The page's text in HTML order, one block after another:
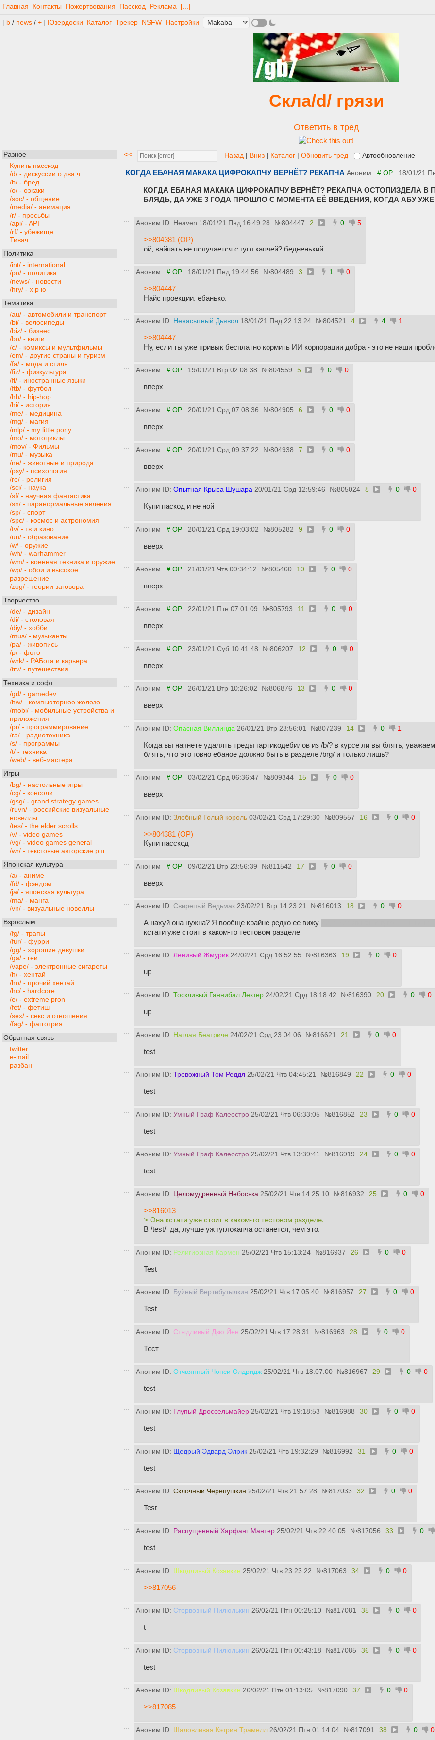
Главная Контакты Пожертвования Пасскод Реклама [...]
[ b / news / + ] Юзердоски Каталог Трекер NSFW Настройки
Скла/d/ грязи
Ответить в тред
Разное
Купить пасскод
/d/ - дискуссии о два.ч
/b/ - бред
/o/ - оэкаки
/soc/ - общение
/media/ - анимация
/r/ - просьбы
/api/ - API
/rf/ - убежище
Тивач
Политика
/int/ - international
/po/ - политика
/news/ - новости
/hry/ - х р ю
Тематика
/au/ - автомобили и транспорт
/bi/ - велосипеды
/biz/ - бизнес
/bo/ - книги
/c/ - комиксы и мультфильмы
/em/ - другие страны и туризм
/fa/ - мода и стиль
/fiz/ - физкультура
/fl/ - иностранные языки
/ftb/ - футбол
/hh/ - hip-hop
/hi/ - история
/me/ - медицина
/mg/ - магия
/mlp/ - my little pony
/mo/ - мотоциклы
/mov/ - Фильмы
/mu/ - музыка
/ne/ - животные и природа
/psy/ - психология
/re/ - религия
/sci/ - наука
/sf/ - научная фантастика
/sn/ - паранормальные явления
/sp/ - спорт
/spc/ - космос и астрономия
/tv/ - тв и кино
/un/ - образование
/w/ - оружие
/wh/ - warhammer
/wm/ - военная техника и оружие
/wp/ - обои и высокое
разрешение
/zog/ - теории заговора
Творчество
/de/ - дизайн
/di/ - столовая
/diy/ - хобби
/mus/ - музыканты
/pa/ - живопись
/p/ - фото
/wrk/ - РАБота и карьера
/trv/ - путешествия
Техника и софт
/gd/ - gamedev
/hw/ - компьютерное железо
/mobi/ - мобильные устройства и
приложения
/pr/ - программирование
/ra/ - радиотехника
/s/ - программы
/t/ - техника
/web/ - веб-мастера
Игры
/bg/ - настольные игры
/cg/ - консоли
/gsg/ - grand strategy games
/ruvn/ - российские визуальные
новеллы
/tes/ - the elder scrolls
/v/ - video games
/vg/ - video games general
/wr/ - текстовые авторские рпг
Японская культура
/a/ - аниме
/fd/ - фэндом
/ja/ - японская культура
/ma/ - манга
/vn/ - визуальные новеллы
Взрослым
/fg/ - трапы
/fur/ - фурри
/gg/ - хорошие девушки
/ga/ - геи
/vape/ - электронные сигареты
/h/ - хентай
/ho/ - прочий хентай
/hc/ - hardcore
/e/ - extreme pron
/fet/ - фетиш
/sex/ - секс и отношения
/fag/ - фагготрия
Обратная связь
twitter
e-mail
разбан
<< Назад Вниз Каталог Обновить тред Автообновление
КОГДА ЕБАНАЯ МАКАКА ЦИФРОКАПЧУ ВЕРНЁТ? РЕКАПЧА Аноним # OP 18/01/21
КОГДА ЕБАНАЯ МАКАКА ЦИФРОКАПЧУ ВЕРНЁТ? РЕКАПЧА ОСТОПИЗДЕЛА В
БЛЯДЬ, ДА УЖЕ 3 ГОДА ПРОШЛО С МОМЕНТА ЕЁ ВВЕДЕНИЯ, КОГДА АБУ
Аноним ID: Heaven 18/01/21 Пнд 16:49:28 №804447 2 0 5
>>804381 (OP)
ой, вайпать не получается с гугл капчей? бедненький
Аноним # OP 18/01/21 Пнд 19:44:56 №804489 3 1 0
>>804447
Найс проекции, ебанько.
Аноним ID: Ненасытный Дьявол 18/01/21 Пнд 22:13:24 №804521 4 4 1
>>804447
Ну, если ты уже привык бесплатно кормить ИИ корпорации добра - это не наши
Аноним # OP 19/01/21 Втр 02:08:38 №804559 5 0 0
вверх
Аноним # OP 20/01/21 Срд 07:08:36 №804905 6 0 0
вверх
Аноним # OP 20/01/21 Срд 09:37:22 №804938 7 0 0
вверх
Аноним ID: Опытная Крыса Шушара 20/01/21 Срд 12:59:46 №805024 8 0 0
Купи паскод и не ной
Аноним # OP 20/01/21 Срд 19:03:02 №805282 9 0 0
вверх
Аноним # OP 21/01/21 Чтв 09:34:12 №805460 10 0 0
вверх
Аноним # OP 22/01/21 Птн 07:01:09 №805793 11 0 0
вверх
Аноним # OP 23/01/21 Суб 10:41:48 №806207 12 0 0
вверх
Аноним # OP 26/01/21 Втр 10:26:02 №806876 13 0 0
вверх
Аноним ID: Опасная Виллинда 26/01/21 Втр 23:56:01 №807239 14 0 1
Когда вы начнете удалять треды гартикодебилов из /b/? в курсе ли вы блять,
блять, что это говно ебаное должно быть в разделе /brg/ и только лишь?
Аноним # OP 03/02/21 Срд 06:36:47 №809344 15 0 0
вверх
Аноним ID: Злобный Голый король 03/02/21 Срд 17:29:30 №809557 16 0 0
>>804381 (OP)
Купи пасскод
Аноним # OP 09/02/21 Втр 23:56:39 №811542 17 0 0
вверх
Аноним ID: Свирепый Ведьмак 23/02/21 Втр 14:23:21 №816013 18 0 0
А нахуй она нужна? Я вообще крайне редко ее вижу
кстати уже стоит в каком-то тестовом разделе.
Аноним ID: Ленивый Жмурик 24/02/21 Срд 16:52:55 №816363 19 0 0
up
Аноним ID: Тоскливый Ганнибал Лектер 24/02/21 Срд 18:18:42 №816390 20 0 0
up
Аноним ID: Наглая Беатриче 24/02/21 Срд 23:04:06 №816621 21 0 0
test
Аноним ID: Тревожный Том Реддл 25/02/21 Чтв 04:45:21 №816849 22 0 0
test
Аноним ID: Умный Граф Калеостро 25/02/21 Чтв 06:33:05 №816852 23 0 0
test
Аноним ID: Умный Граф Калеостро 25/02/21 Чтв 13:39:41 №816919 24 0 0
test
Аноним ID: Целомудренный Небоська 25/02/21 Чтв 14:25:10 №816932 25 0 0
>>816013
> Она кстати уже стоит в каком-то тестовом разделе.
В /test/, да, лучше уж гуглокапча останется, чем это.
Аноним ID: Религиозная Кармен 25/02/21 Чтв 15:13:24 №816937 26 0 0
Test
Аноним ID: Буйный Вертибутылкин 25/02/21 Чтв 17:05:40 №816957 27 0 0
Test
Аноним ID: Стыдливый Дзю Йен 25/02/21 Чтв 17:28:31 №816963 28 0 0
Тест
Аноним ID: Отчаянный Чонси Олдридж 25/02/21 Чтв 18:07:00 №816967 29 0 0
test
Аноним ID: Глупый Дроссельмайер 25/02/21 Чтв 19:18:53 №816988 30 0 0
test
Аноним ID: Щедрый Эдвард Элрик 25/02/21 Чтв 19:32:29 №816992 31 0 0
test
Аноним ID: Склочный Черепушкин 25/02/21 Чтв 21:57:28 №817033 32 0 0
Test
Аноним ID: Распущенный Харфанг Мантер 25/02/21 Чтв 22:40:05 №817056 33 0
test
Аноним ID: Шкодливый Козявкин 25/02/21 Чтв 23:23:22 №817063 34 0 0
>>817056
Аноним ID: Стервозный Пилюлькин 26/02/21 Птн 00:25:10 №817081 35 0 0
t
Аноним ID: Стервозный Пилюлькин 26/02/21 Птн 00:43:18 №817085 36 0 0
test
Аноним ID: Шкодливый Козявкин 26/02/21 Птн 01:13:05 №817090 37 0 0
>>817085
Аноним ID: Шаловливая Кэтрин Трамелл 26/02/21 Птн 01:14:04 №817091 38 0 0